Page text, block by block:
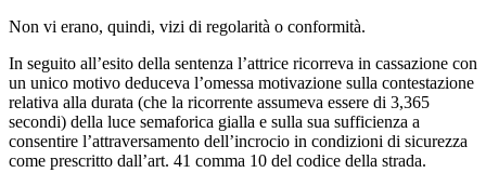
Non vi erano, quindi, vizi di regolarità o conformità.
In seguito all’esito della sentenza l’attrice ricorreva in cassazione con
un unico motivo deduceva l’omessa motivazione sulla contestazione
relativa alla durata (che la ricorrente assumeva essere di 3,365
secondi) della luce semaforica gialla e sulla sua sufficienza a
consentire l’attraversamento dell’incrocio in condizioni di sicurezza
come prescritto dall’art. 41 comma 10 del codice della strada.